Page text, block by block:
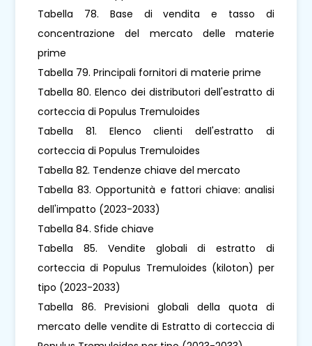
Tabella 78. Base di vendita e tasso di
concentrazione del mercato delle materie
prime
Tabella 79. Principali fornitori di materie prime
Tabella 80. Elenco dei distributori dell'estratto di
corteccia di Populus Tremuloides
Tabella 81. Elenco clienti dell'estratto di
corteccia di Populus Tremuloides
Tabella 82. Tendenze chiave del mercato
Tabella 83. Opportunità e fattori chiave: analisi
dell'impatto (2023-2033)
Tabella 84. Sfide chiave
Tabella 85. Vendite globali di estratto di
corteccia di Populus Tremuloides (kiloton) per
tipo (2023-2033)
Tabella 86. Previsioni globali della quota di
mercato delle vendite di Estratto di corteccia di